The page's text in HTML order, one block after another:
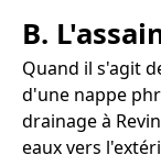
B.
Quand il s'agit
d'une nappe
drainage à
eaux vers